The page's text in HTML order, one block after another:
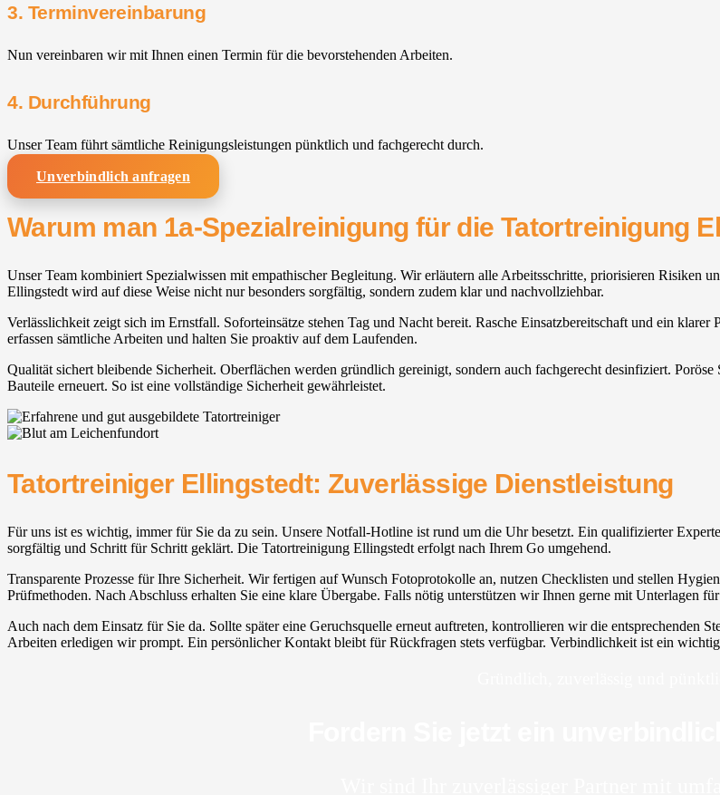
3. Terminvereinbarung
Nun vereinbaren wir mit Ihnen einen Termin für die bevorstehenden Arbeiten.
4. Durchführung
Unser Team führt sämtliche Reinigungsleistungen pünktlich und fachgerecht durch.
Unverbindlich anfragen
Warum man 1a-Spezialreinigung für die Tatortreinigung
Unser Team kombiniert Spezialwissen mit empathischer Begleitung. Wir erläutern alle Arbeitsschritte, priorisieren Risiken
Ellingstedt wird auf diese Weise nicht nur besonders sorgfältig, sondern zudem klar und nachvollziehbar.
Verlässlichkeit zeigt sich im Ernstfall. Soforteinsätze stehen Tag und Nacht bereit. Rasche Einsatzbereitschaft und ein
erfassen sämtliche Arbeiten und halten Sie proaktiv auf dem Laufenden.
Qualität sichert bleibende Sicherheit. Oberflächen werden gründlich gereinigt, sondern auch fachgerecht desinfiziert.
Bauteile erneuert. So ist eine vollständige Sicherheit gewährleistet.
Tatortreiniger Ellingstedt: Zuverlässige Dienstleistung
Für uns ist es wichtig, immer für Sie da zu sein. Unsere Notfall-Hotline ist rund um die Uhr besetzt. Ein qualifizierter
sorgfältig und Schritt für Schritt geklärt. Die Tatortreinigung Ellingstedt erfolgt nach Ihrem Go umgehend.
Transparente Prozesse für Ihre Sicherheit. Wir fertigen auf Wunsch Fotoprotokolle an, nutzen Checklisten und stellen
Prüfmethoden. Nach Abschluss erhalten Sie eine klare Übergabe. Falls nötig unterstützen wir Ihnen gerne mit Unterlagen
Auch nach dem Einsatz für Sie da. Sollte später eine Geruchsquelle erneut auftreten, kontrollieren wir die entsprechenden
Arbeiten erledigen wir prompt. Ein persönlicher Kontakt bleibt für Rückfragen stets verfügbar. Verbindlichkeit ist ein